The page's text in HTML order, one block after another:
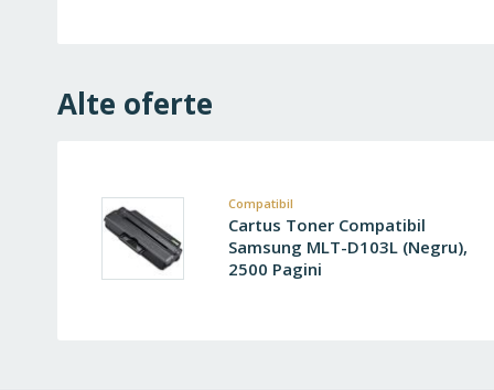
Alte oferte
Compatibil
Cartus Toner Compatibil
Samsung MLT-D103L (Negru),
2500 Pagini